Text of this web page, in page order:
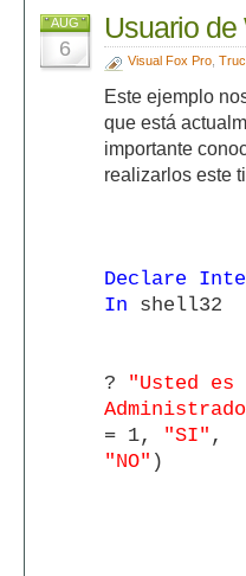
AUG
6
Usuario
Visual Fox Pro,
Este ejemplo
que está
importante
realizarlos este
Declare
In shell32
?
"Usted es
= 1,
"SI" ,
"NO" )